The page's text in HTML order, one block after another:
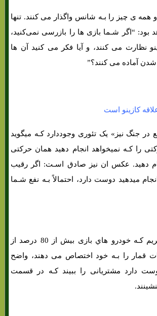
همه ی چیز را بـه شانس واگذار می کنند. تنها
بود: “اگر شـما بازی ها را بازرسی نمی‌کنید،
نظارت می کنند، و آیا فکر می کنید آن ها
شدن آماده می کنند؟”
در جنگ نیز» یک تئوری وجوددارد کـه میگوید
را کـه نمیخواهد انجام دهید همان حرکتی
دهید. عکس ان نیز صادق اسـت: اگر رقیب
میدهید دوست دارد، احتمالاً بـه نفع شـما
وقتی درنظر می‌گیریم کـه خودرو هاي‌ بازی بیش از 80 درصد از
قمار را بـه خود اختصاص می دهند، واضح
دارد مشتریانی را ببیند کـه در قسمت